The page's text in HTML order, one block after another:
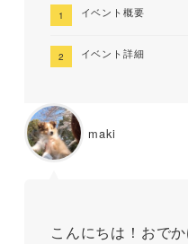
イベント概要
イベント詳細
maki
こんにちは！おで